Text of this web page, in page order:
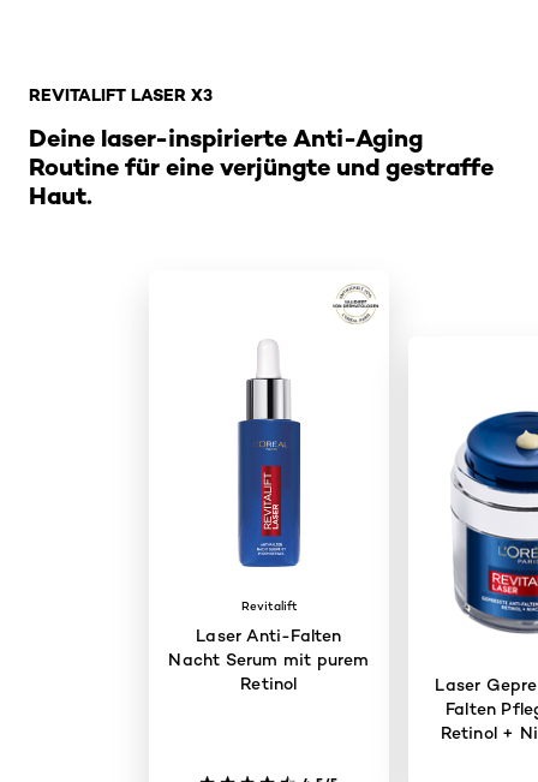
Deine laser-inspirierte Anti-Aging
Routine für eine verjüngte und gestraffe
Haut.
REVITALIFT LASER X3
Revitalift
Laser Anti-Falten
Nacht Serum mit purem
Retinol
Laser
Falten
Retinol +